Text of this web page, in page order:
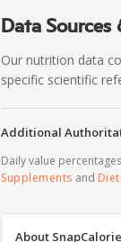
Data Sources
Our nutrition data
specific scientific
Additional
Daily value
Supplements and
About